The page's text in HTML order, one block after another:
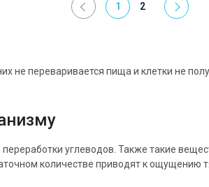
1 2
не переваривается пища и клетки не
углеводов. Также такие
количестве приводят к ощущению